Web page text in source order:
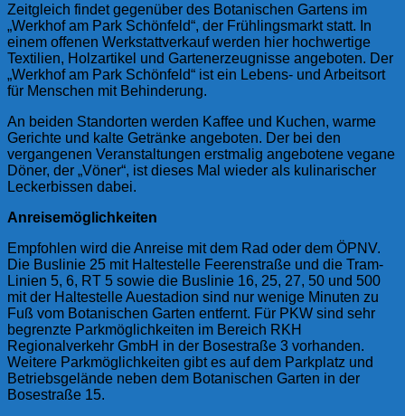
Zeitgleich findet gegenüber des Botanischen Gartens im
„Werkhof am Park Schönfeld“, der Frühlingsmarkt statt. In
einem offenen Werkstattverkauf werden hier hochwertige
Textilien, Holzartikel und Gartenerzeugnisse angeboten. Der
„Werkhof am Park Schönfeld“ ist ein Lebens- und Arbeitsort
für Menschen mit Behinderung.
An beiden Standorten werden Kaffee und Kuchen, warme
Gerichte und kalte Getränke angeboten. Der bei den
vergangenen Veranstaltungen erstmalig angebotene vegane
Döner, der „Vöner“, ist dieses Mal wieder als kulinarischer
Leckerbissen dabei.
Anreisemöglichkeiten
Empfohlen wird die Anreise mit dem Rad oder dem ÖPNV.
Die Buslinie 25 mit Haltestelle Feerenstraße und die Tram-
Linien 5, 6, RT 5 sowie die Buslinie 16, 25, 27, 50 und 500
mit der Haltestelle Auestadion sind nur wenige Minuten zu
Fuß vom Botanischen Garten entfernt. Für PKW sind sehr
begrenzte Parkmöglichkeiten im Bereich RKH
Regionalverkehr GmbH in der Bosestraße 3 vorhanden.
Weitere Parkmöglichkeiten gibt es auf dem Parkplatz und
Betriebsgelände neben dem Botanischen Garten in der
Bosestraße 15.